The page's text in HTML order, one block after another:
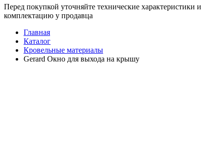
Перед покупкой уточняйте технические характеристики и
комплектацию у продавца
Главная
Каталог
Кровельные материалы
Gerard Окно для выхода на крышу